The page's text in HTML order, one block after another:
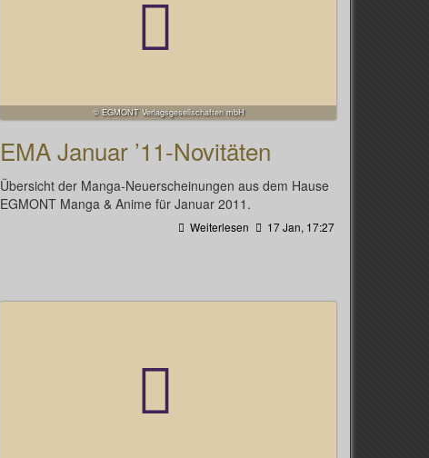
© EGMONT Verlagsgesellschaften mbH
EMA Januar ’11-Novitäten
Übersicht der Manga-Neuerscheinungen aus dem Hause
EGMONT Manga & Anime für Januar 2011.
Weiterlesen 17 Jan, 17:27